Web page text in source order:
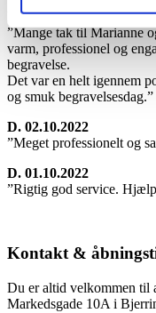
D. 04.10.2022
”Mange tak til Marianne
varm, professionel og
begravelse.
Det var en helt igennem
og smuk begravelsesdag.”
D. 02.10.2022
”Meget professionelt og
D. 01.10.2022
”Rigtig god service.
Kontakt &
Du er altid velkommen til
Markedsgade 10A i